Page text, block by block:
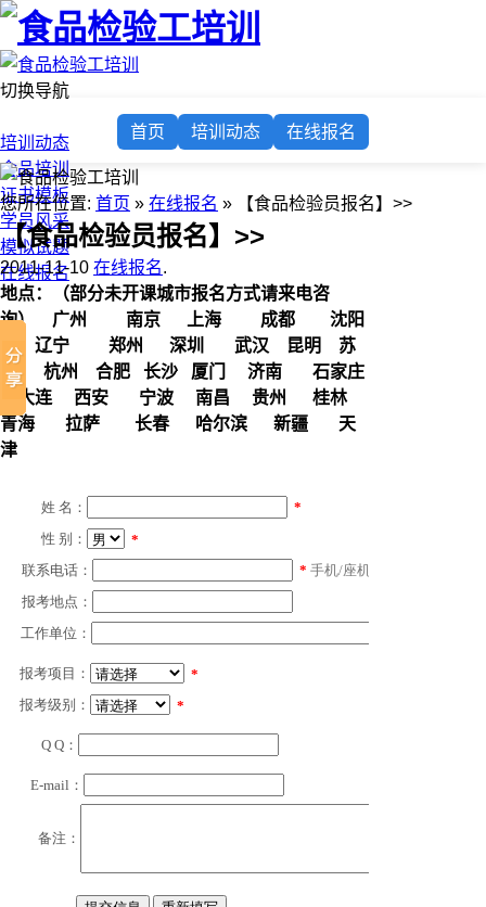
切换导航
培训动态
食品培训
证书模板
学员风采
模拟试题
在线报名
首页 培训动态 在线报名
您所在位置: 首页 » 在线报名 » 【食品检验员报名】>>
【食品检验员报名】>>
2011-11-10 在线报名.
地点：（部分未开课城市报名方式请来电咨
询）
广州 南京 上海 成都 沈阳
辽宁 郑州 深圳 武汉 昆明 苏
州 杭州 合肥 长沙 厦门 济南 石家庄
大连 西安 宁波 南昌 贵州 桂林
青海 拉萨 长春 哈尔滨 新疆 天
津